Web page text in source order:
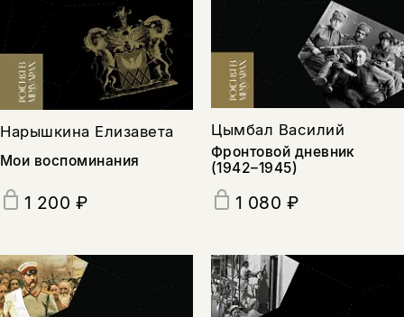
Нарышкина Елизавета
Мои воспоминания
1 200 ₽
Цымбал Василий
Фронтовой дневник
(1942–1945)
1 080 ₽